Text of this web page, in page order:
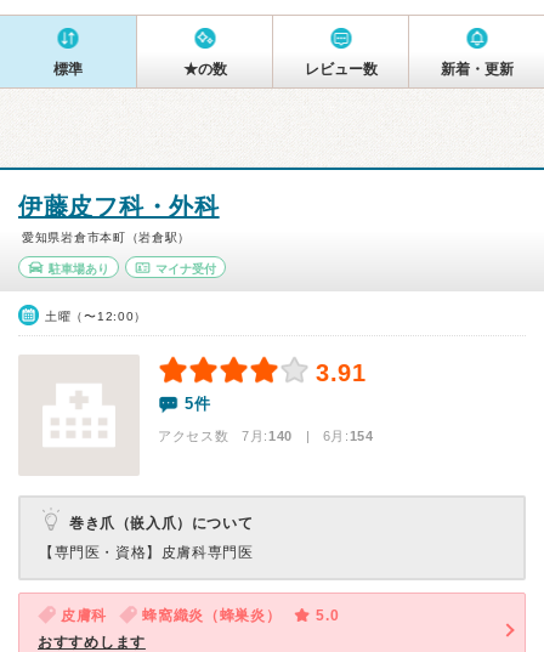
標準 ★の数 レビュー数 新着・更新
伊藤皮フ科・外科
愛知県岩倉市本町（岩倉駅）
駐車場あり マイナ受付
土曜（〜12:00）
3.91
5件
アクセス数 7月:140 | 6月:154
巻き爪（嵌入爪）について
【専門医・資格】 皮膚科専門医
皮膚科 蜂窩織炎（蜂巣炎）
5.0
おすすめします